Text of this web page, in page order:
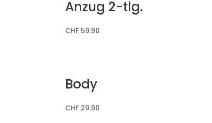
Anzug 2-tlg.
CHF 59.90
Body
CHF 29.90